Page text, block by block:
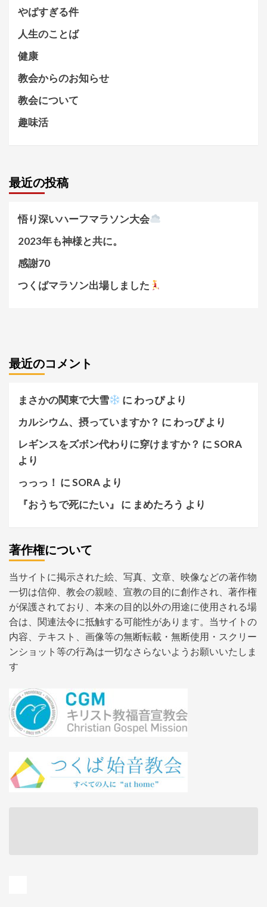
やばすぎる件
人生のことば
健康
教会からのお知らせ
教会について
趣味活
最近の投稿
悟り深いハーフマラソン大会
2023年も神様と共に。
感謝70
つくばマラソン出場しました
最近のコメント
まさかの関東で大雪 に わっぴより
カルシウム、摂っていますか？ に わっぴより
レギンスをズボン代わりに穿けますか？ にSORA
より
っっっ！ にSORA より
『おうちで死にたい』
に まめたろう より
著作権について
当サイトに掲示された絵、写真、文章、映像などの著作物
一切は信仰、教会の親睦、宣教の目的に創作され、著作権
が保護されており、本来の目的以外の用途に使用される場
合は、関連法令に抵触する可能性があります。当サイトの
内容、テキスト、画像等の無断転載・無断使用・スクリー
ンショット等の行為は一切なさらないようお願いいたしま
す